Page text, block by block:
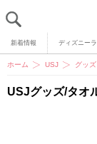
新着情報 ディズニー
ホーム USJ グッ
USJグッズ/タオ